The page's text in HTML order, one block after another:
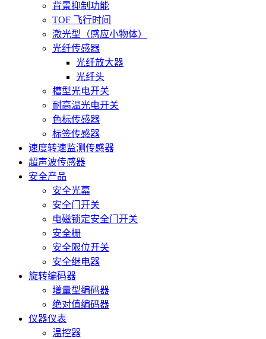
背景抑制功能
TOF 飞行时间
激光型（感应小物体）
光纤传感器
光纤放大器
光纤头
槽型光电开关
耐高温光电开关
色标传感器
标签传感器
速度转速监测传感器
超声波传感器
安全产品
安全光幕
安全门开关
电磁锁定安全门开关
安全栅
安全限位开关
安全继电器
旋转编码器
增量型编码器
绝对值编码器
仪器仪表
温控器